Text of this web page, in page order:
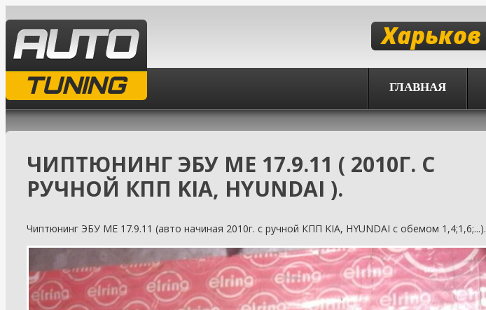
TUNING
Харьков
ГЛАВНАЯ
ЧИПТЮНИНГ ЭБУ МЕ 17.9.11 ( 2010Г. С
РУЧНОЙ КПП KIA, HYUNDAI ).
Чиптюнинг ЭБУ МЕ 17.9.11 (авто начиная 2010г. с ручной КПП KIA, HYUNDAI с обемом 1,4;1,6;...).